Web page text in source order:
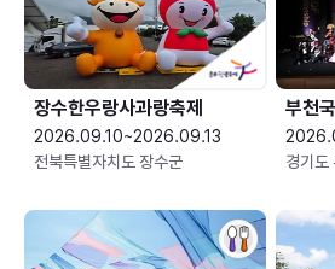
장수한우랑사과랑축제
2026.09.10~2026.09.13
전북특별자치도 장수군
부천
경기도